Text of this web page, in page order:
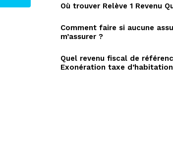
Où trouver Relève 1 Revenu
Comment faire si aucune
m’assurer ?
Quel revenu fiscal de
Exonération taxe